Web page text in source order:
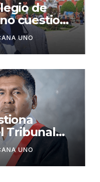
de
cuestiona
seguridad
UNO
Tribunal
liberación
UNO